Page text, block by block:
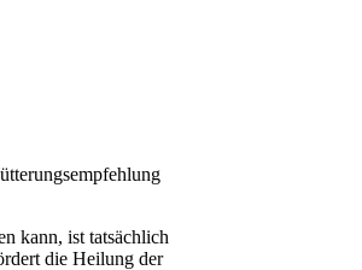
kann, ist tatsächlich
die Heilung der